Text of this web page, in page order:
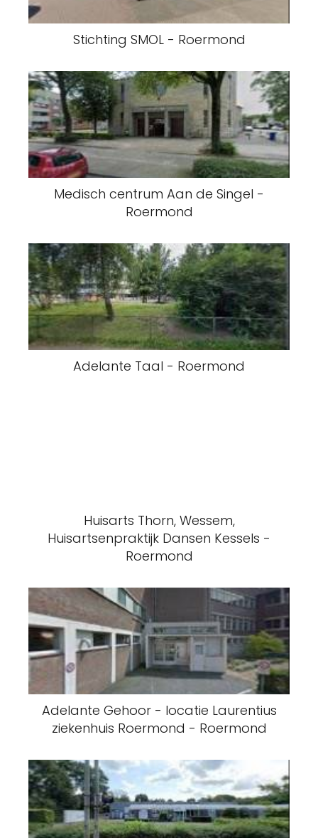
Stichting SMOL - Roermond
Medisch centrum Aan de Singel -
Roermond
Adelante Taal - Roermond
Huisarts Thorn, Wessem,
Huisartsenpraktijk Dansen Kessels -
Roermond
Adelante Gehoor - locatie Laurentius
ziekenhuis Roermond - Roermond